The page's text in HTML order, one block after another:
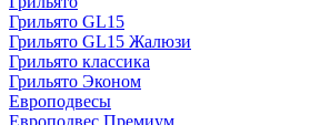
Грильято GL15
Грильято GL15 Жалюзи
Грильято классика
Грильято Эконом
Европодвесы
Европодвес Премиум